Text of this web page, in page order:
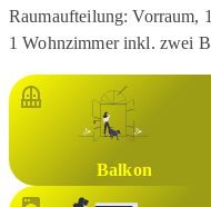
Raumaufteilung: Vorraum,
1 Wohnzimmer inkl. zwei
Balkon